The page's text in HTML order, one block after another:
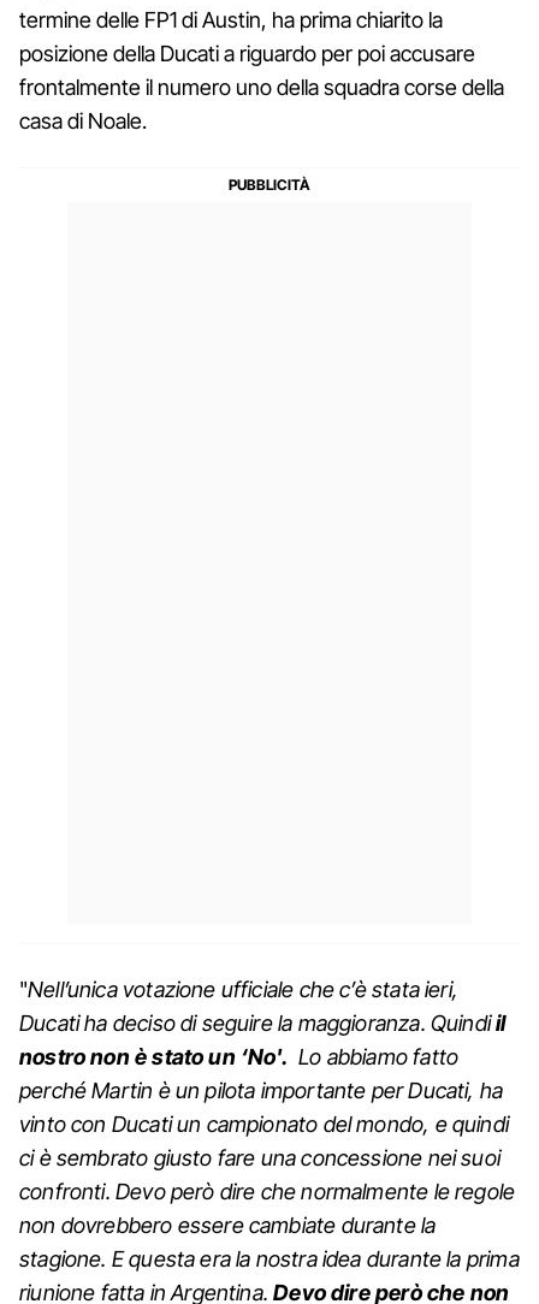
termine delle FP1 di Austin, ha prima chiarito la
posizione della Ducati a riguardo per poi accusare
frontalmente il numero uno della squadra corse della
casa di Noale.
"Nell’unica votazione ufficiale che c’è stata ieri,
Ducati ha deciso di seguire la maggioranza. Quindiil
nostro non è stato un ‘No'. Lo abbiamo fatto
perché Martin è un pilota importante per Ducati, ha
vinto con Ducati un campionato del mondo, e quindi
ci è sembrato giusto fare una concessione nei suoi
confronti. Devo però dire che normalmente le regole
non dovrebbero essere cambiate durante la
stagione. E questa era la nostra idea durante la prima
riunione fatta in Argentina.Devo dire però che non